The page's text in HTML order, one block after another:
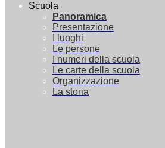
Scuola
Panoramica
Presentazione
I luoghi
Le persone
I numeri della scuola
Le carte della scuola
Organizzazione
La storia